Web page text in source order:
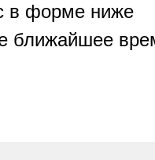
в форме ниже
ближайшее